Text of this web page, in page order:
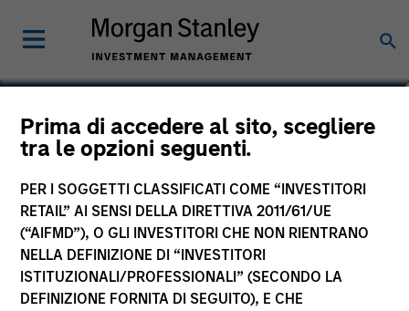
Prima di accedere al sito, scegliere
tra le opzioni seguenti.
PER I SOGGETTI CLASSIFICATI COME “INVESTITORI
RETAIL” AI SENSI DELLA DIRETTIVA 2011/61/UE
(“AIFMD”), O GLI INVESTITORI CHE NON RIENTRANO
NELLA DEFINIZIONE DI “INVESTITORI
ISTITUZIONALI/PROFESSIONALI” (SECONDO LA
DEFINIZIONE FORNITA DI SEGUITO), E CHE
Stanley Hua
Executive Director